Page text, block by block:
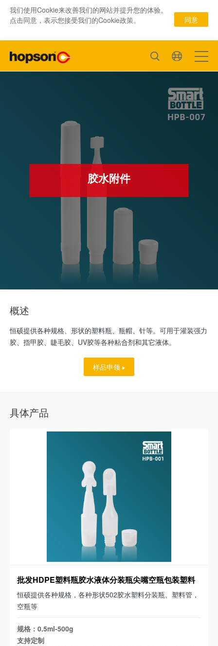
我们使用Cookie来改善我们的网站并提升您的体验。
点击同意，表示您接受我们的Cookie政策。
同意
胶水附件
概述
恒硕提供各种规格、形状的塑料瓶、瓶帽、针等。可用于灌装强力
胶、指甲胶、睫毛胶、UV胶等各种粘合剂和其它液体。
样品申领
具体产品
批发HDPE塑料瓶胶水液体分装瓶尖嘴空瓶包装塑料
管
恒硕提供各种规格，各种形状502胶水塑料分装瓶、塑料管，
空瓶等
规格：0.5ml-500g
支持定制